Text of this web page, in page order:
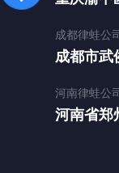
成都律蛙公司
成都市武
河南律蛙公司
河南省郑